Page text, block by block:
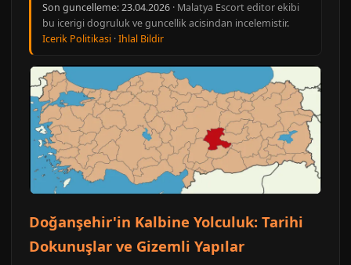
Son guncelleme:23.04.2026 · Malatya Escort editor ekibi
bu icerigi dogruluk ve guncellik acisindan incelemistir.
Icerik Politikasi ·Ihlal Bildir
Doğanşehir'in Kalbine Yolculuk: Tarihi
Dokunuşlar ve Gizemli Yapılar